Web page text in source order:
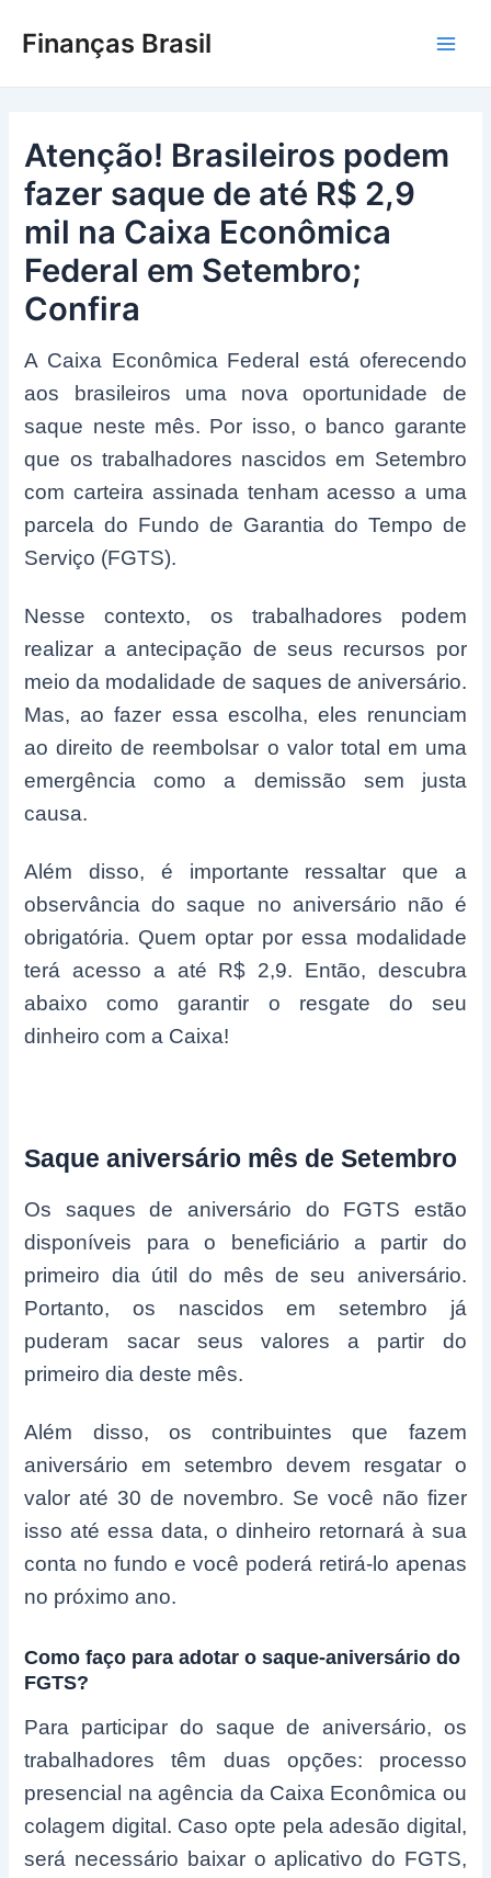
paraFinanças Brasil
Atenção! Brasileiros podem
fazer saque de até R$ 2,9
mil na Caixa Econômica
Federal em Setembro;
Confira
A Caixa Econômica Federal está oferecendo
aos brasileiros uma nova oportunidade de
saque neste mês. Por isso, o banco garante
que os trabalhadores nascidos em Setembro
com carteira assinada tenham acesso a uma
parcela do Fundo de Garantia do Tempo de
Serviço (FGTS).
Nesse contexto, os trabalhadores podem
realizar a antecipação de seus recursos por
meio da modalidade de saques de aniversário.
Mas, ao fazer essa escolha, eles renunciam
ao direito de reembolsar o valor total em uma
emergência como a demissão sem justa
causa.
Além disso, é importante ressaltar que a
observância do saque no aniversário não é
obrigatória. Quem optar por essa modalidade
terá acesso a até R$ 2,9. Então, descubra
abaixo como garantir o resgate do seu
dinheiro com a Caixa!
Saque aniversário mês de Setembro
Os saques de aniversário do FGTS estão
disponíveis para o beneficiário a partir do
primeiro dia útil do mês de seu aniversário.
Portanto, os nascidos em setembro já
puderam sacar seus valores a partir do
primeiro dia deste mês.
Além disso, os contribuintes que fazem
aniversário em setembro devem resgatar o
valor até 30 de novembro. Se você não fizer
isso até essa data, o dinheiro retornará à sua
conta no fundo e você poderá retirá-lo apenas
no próximo ano.
Como faço para adotar o saque-aniversário do
FGTS?
Para participar do saque de aniversário, os
trabalhadores têm duas opções: processo
presencial na agência da Caixa Econômica ou
colagem digital. Caso opte pela adesão digital,
será necessário baixar o aplicativo do FGTS,